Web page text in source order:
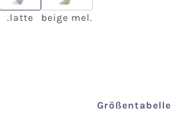
ist zurzeit nicht verfügbar.)
.latte
(Diese Option ist
beige mel.
Größentabelle